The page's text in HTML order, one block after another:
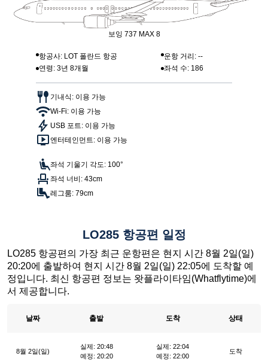
보잉 737 MAX 8
항공사: LOT 폴란드 항공
운항 거리: --
연령: 3년 8개월
좌석 수: 186
기내식: 이용 가능
Wi-Fi: 이용 가능
USB 포트: 이용 가능
엔터테인먼트: 이용 가능
좌석 기울기 각도: 100°
좌석 너비: 43cm
레그룸: 79cm
LO285 항공편 일정
LO285 항공편의 가장 최근 운항편은 현지 시간 8월 2일(일)
20:20에 출발하여 현지 시간 8월 2일(일) 22:05에 도착할 예
정입니다. 최신 항공편 정보는 왓플라이타임(Whatflytime)에
서 제공합니다.
날짜 출발 도착 상태
8월 2일(일)
실제: 20:48
예정: 20:20
실제: 22:04
예정: 22:00
도착